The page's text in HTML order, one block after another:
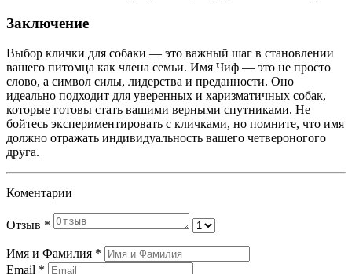
Заключение
Выбор клички для собаки — это важный шаг в становлении
вашего питомца как члена семьи. Имя Чиф — это не просто
слово, а символ силы, лидерства и преданности. Оно
идеально подходит для уверенных и харизматичных собак,
которые готовы стать вашими верными спутниками. Не
бойтесь экспериментировать с кличками, но помните, что имя
должно отражать индивидуальность вашего четвероногого
друга.
Коментарии
Отзыв *
Имя и Фамилия *
Email *